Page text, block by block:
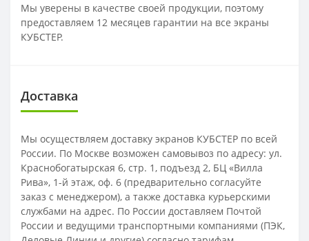
Мы уверены в качестве своей продукции, поэтому
предоставляем 12 месяцев гарантии на все экраны
КУБСТЕР.
Доставка
Мы осуществляем доставку экранов КУБСТЕР по всей
России. По Москве возможен самовывоз по адресу: ул.
Краснобогатырская 6, стр. 1, подъезд 2, БЦ «Вилла
Рива», 1-й этаж, оф. 6 (предварительно согласуйте
заказ с менеджером), а также доставка курьерскими
службами на адрес. По России доставляем Почтой
России и ведущими транспортными компаниями (ПЭК,